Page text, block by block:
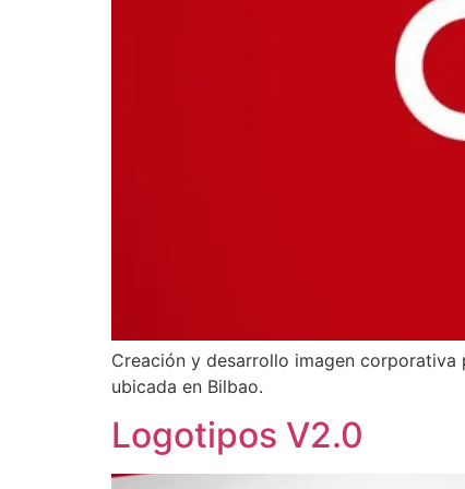
Creación y desarrollo imagen
ubicada en Bilbao.
Logotipos V2.0